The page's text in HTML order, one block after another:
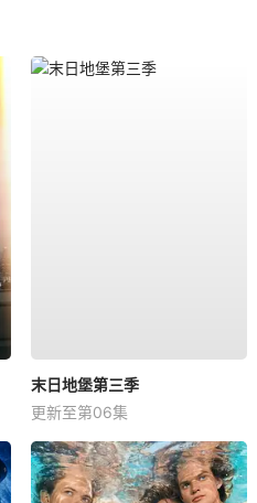
末日地堡第三季
更新至第06集